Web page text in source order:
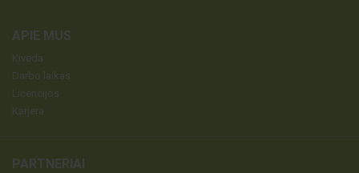
APIE MUS
Kiveda
Darbo laikas
Licencijos
Karjera
PARTNERIAI